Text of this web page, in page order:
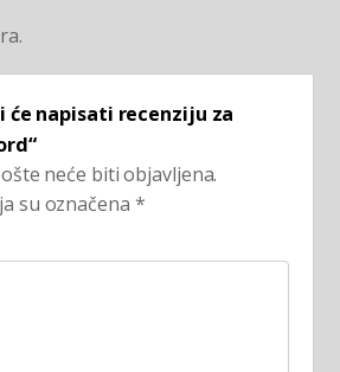
će napisati recenziju za
neće biti objavljena.
su označena *